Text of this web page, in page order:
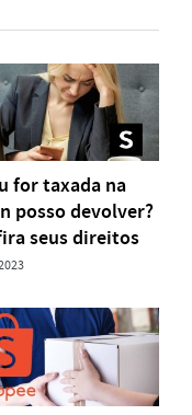
for taxada na
posso devolver?
seus direitos